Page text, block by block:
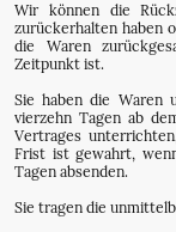
Wir können die
zurückerhalten haben
die Waren
Zeitpunkt ist.
Sie haben die Waren
vierzehn Tagen ab
Vertrages
Frist ist gewahrt,
Tagen absenden.
Sie tragen die